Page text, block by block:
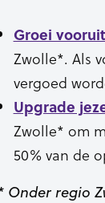
Groei vooruit
Zwolle*. Als
vergoed
Upgrade
Zwolle* om
50% van de
Onder regio